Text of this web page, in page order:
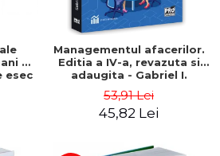
-
esec
Managementul afacerilor.
Editia a IV-a, revazuta si
adaugita - Gabriel I.
53,91 Lei
45,82 Lei